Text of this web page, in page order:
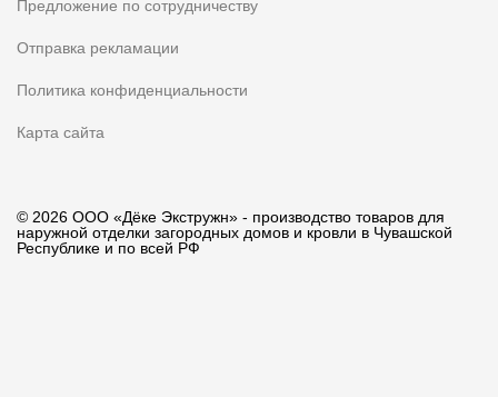
Предложение по сотрудничеству
Отправка рекламации
Политика конфиденциальности
Карта сайта
© 2026 ООО «Дёке Экстружн» - производство товаров для
наружной отделки загородных домов и кровли в Чувашской
Республике и по всей РФ